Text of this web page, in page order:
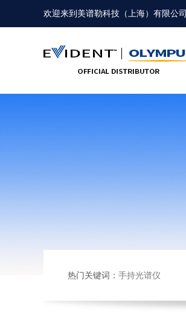
欢迎来到 美谱勒科技（上海）有限公司
热门关键词： 手持光谱仪